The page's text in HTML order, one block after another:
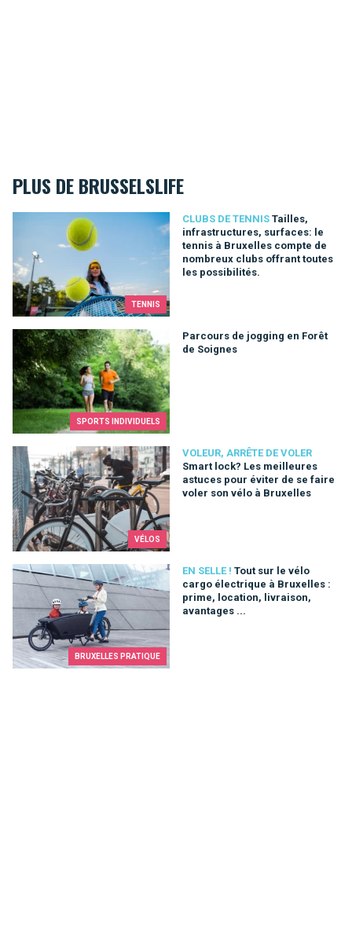
PLUS DE BRUSSELSLIFE
TENNIS
CLUBS DE TENNIS Tailles,
infrastructures, surfaces: le
tennis à Bruxelles compte de
nombreux clubs offrant toutes
les possibilités.
Tailles, infrastructures, surfaces: le tennis à Bruxelles
SPORTS INDIVIDUELS
Parcours de jogging en Forêt
de Soignes
Parcours de jogging en Forêt de Soignes
VÉLOS
VOLEUR, ARRÊTE DE VOLER
Smart lock? Les meilleures
astuces pour éviter de se faire
voler son vélo à Bruxelles
Smart lock? Les meilleures astuces pour éviter de se faire
BRUXELLES PRATIQUE
EN SELLE ! Tout sur le vélo
cargo électrique à Bruxelles :
prime, location, livraison,
avantages ...
Tout sur le vélo cargo électrique à Bruxelles : prime, location,